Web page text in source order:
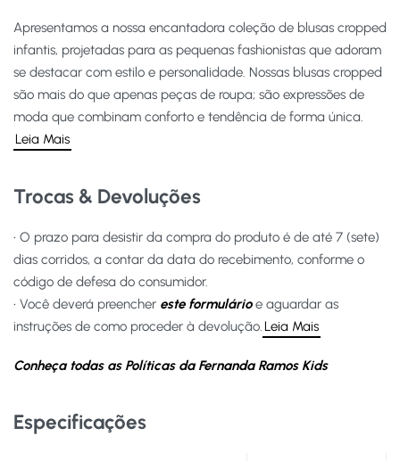
Apresentamos a nossa encantadora coleção de blusas cropped
infantis, projetadas para as pequenas fashionistas que adoram
se destacar com estilo e personalidade. Nossas blusas cropped
são mais do que apenas peças de roupa; são expressões de
moda que combinam conforto e tendência de forma única.
Leia Mais
Trocas & Devoluções
• O prazo para desistir da compra do produto é de até 7 (sete)
dias corridos, a contar da data do recebimento, conforme o
código de defesa do consumidor.
• Você deverá preencher este formulárioe aguardar as
instruções de como proceder à devolução.Leia Mais
Conheça todas as Políticas da Fernanda Ramos Kids
Especificações